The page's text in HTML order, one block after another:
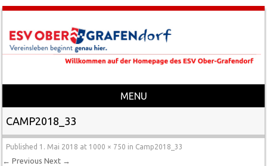
MENU
Skip to content
CAMP2018_33
Published 1. Mai 2018 at 1000 × 750 in Camp2018_33
← Previous Next →